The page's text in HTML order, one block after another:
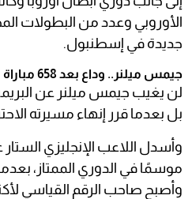
الأوروبي وعدد من البطولات
جديدة في إسطنبول.
جيمس ميلنر.. وداع بعد 658 مباراة
لن يغيب جيمس ميلنر عن
بل بعدما قرر إنهاء مسيرته
وأصبح صاحب الرقم القياسي